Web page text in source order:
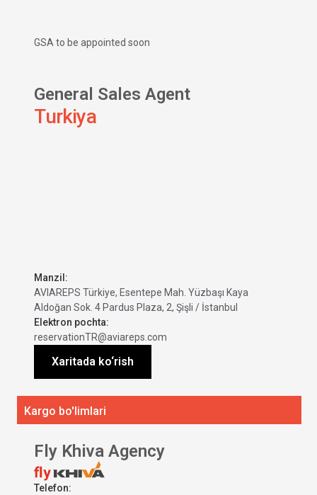
GSA to be appointed soon
General Sales Agent
Turkiya
Manzil:
AVIAREPS Türkiye, Esentepe Mah. Yüzbaşı Kaya
Aldoğan Sok. 4 Pardus Plaza, 2, Şişli / İstanbul
Elektron pochta:
reservationTR@aviareps.com
Xaritada ko‘rish
Kargo bo'limlari
Fly Khiva Agency
Telefon: